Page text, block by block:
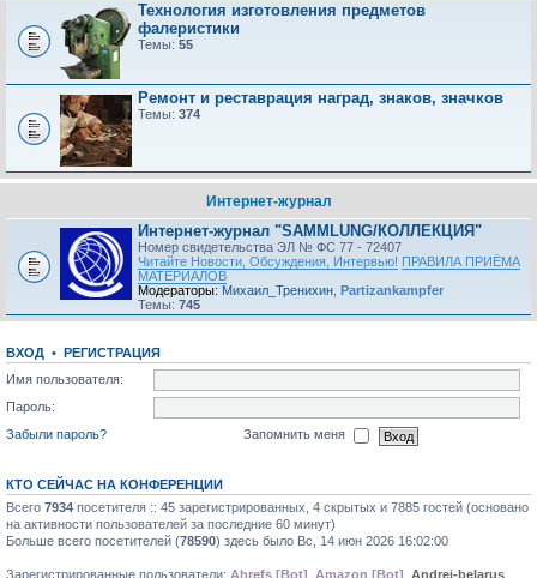
Технология изготовления предметов
фалеристики
Темы: 55
Ремонт и реставрация наград, знаков, значков
Темы: 374
Интернет-журнал
Интернет-журнал "SAMMLUNG/КОЛЛЕКЦИЯ"
Номер свидетельства ЭЛ № ФС 77 - 72407
Читайте Новости, Обсуждения, Интервью! ПРАВИЛА ПРИЁМА
МАТЕРИАЛОВ
Модераторы: Михаил_Тренихин Partizankampfer
Темы: 745
ВХОД • РЕГИСТРАЦИЯ
Имя пользователя:
Пароль:
Забыли пароль?
Запомнить меня
КТО СЕЙЧАС НА КОНФЕРЕНЦИИ
Всего 7934 посетителя :: 45 зарегистрированных, 4 скрытых и 7885 гостей (основано
на активности пользователей за последние 60 минут)
Больше всего посетителей (78590) здесь было Вс, 14 июн 2026 16:02:00
Зарегистрированные пользователи: Ahrefs [Bot] Amazon [Bot] Andrei-belarus